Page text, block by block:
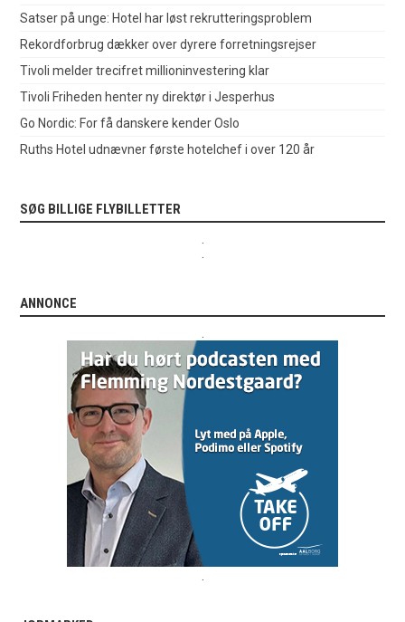
Satser på unge: Hotel har løst rekrutteringsproblem
Rekordforbrug dækker over dyrere forretningsrejser
Tivoli melder trecifret millioninvestering klar
Tivoli Friheden henter ny direktør i Jesperhus
Go Nordic: For få danskere kender Oslo
Ruths Hotel udnævner første hotelchef i over 120 år
SØG BILLIGE FLYBILLETTER
ANNONCE